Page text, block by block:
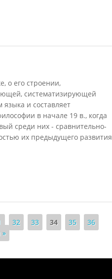
о его строении,
систематизирующей
и составляет
в начале 19 в., когда
среди них - сравнительно-
их предыдущего развития
32 33 34 35
36
»